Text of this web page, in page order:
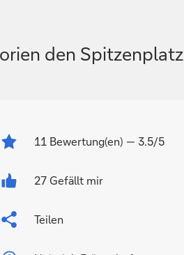
den Spitzenplatz
11 Bewertung(en) — 3.5/5
27 Gefällt mir
Teilen